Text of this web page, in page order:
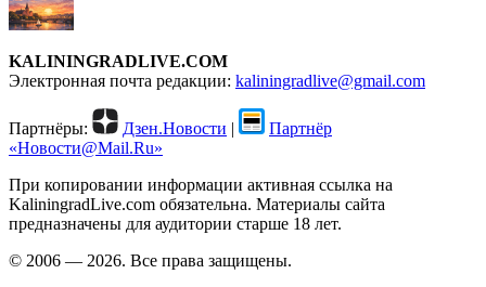
KALININGRADLIVE.COM
Электронная почта редакции: kaliningradlive@gmail.com
Партнёры: Дзен.Новости |
Партнёр
«Новости@Mail.Ru»
При копировании информации активная ссылка на
KaliningradLive.com обязательна. Материалы сайта
предназначены для аудитории старше 18 лет.
© 2006 — 2026. Все права защищены.